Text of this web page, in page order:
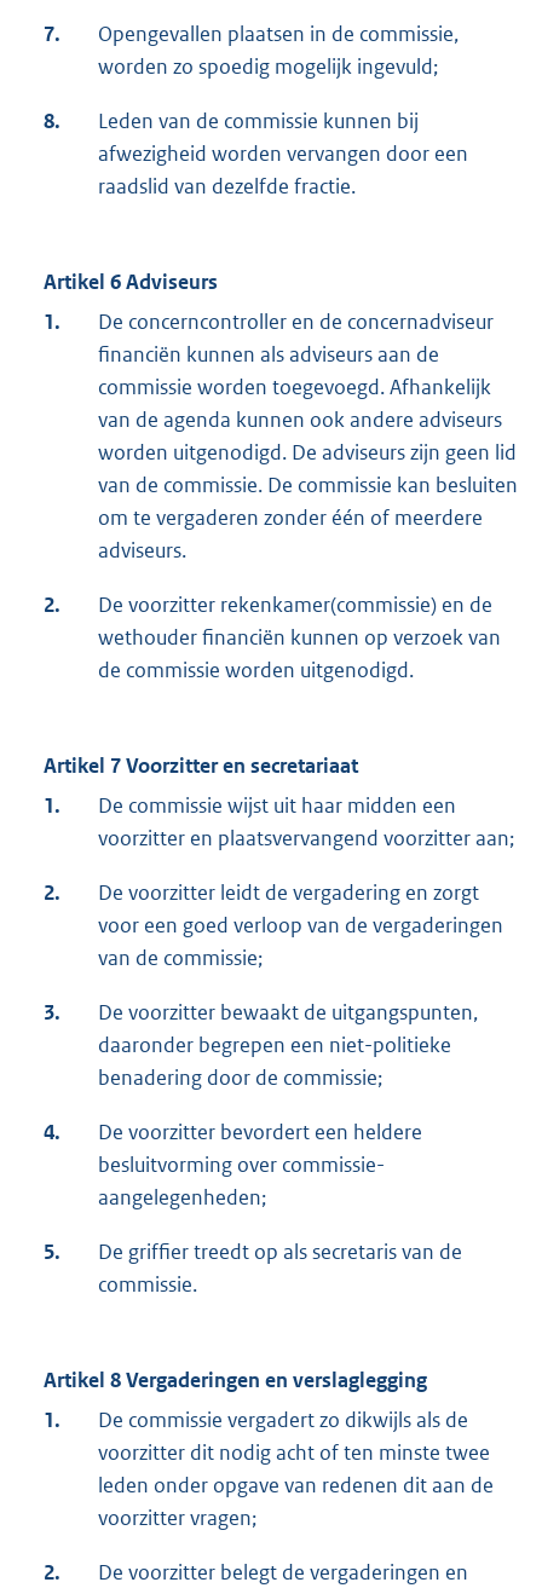
7.
Opengevallen plaatsen in de commissie,
worden zo spoedig mogelijk ingevuld;
8.
Leden van de commissie kunnen bij
afwezigheid worden vervangen door een
raadslid van dezelfde fractie.
Artikel 6 Adviseurs
1.
De concerncontroller en de concernadviseur
financiën kunnen als adviseurs aan de
commissie worden toegevoegd. Afhankelijk
van de agenda kunnen ook andere adviseurs
worden uitgenodigd. De adviseurs zijn geen lid
van de commissie. De commissie kan besluiten
om te vergaderen zonder één of meerdere
adviseurs.
2.
De voorzitter rekenkamer(commissie) en de
wethouder financiën kunnen op verzoek van
de commissie worden uitgenodigd.
Artikel 7 Voorzitter en secretariaat
1.
De commissie wijst uit haar midden een
voorzitter en plaatsvervangend voorzitter aan;
2.
De voorzitter leidt de vergadering en zorgt
voor een goed verloop van de vergaderingen
van de commissie;
3.
De voorzitter bewaakt de uitgangspunten,
daaronder begrepen een niet-politieke
benadering door de commissie;
4.
De voorzitter bevordert een heldere
besluitvorming over commissie-
aangelegenheden;
5.
De griffier treedt op als secretaris van de
commissie.
Artikel 8 Vergaderingen en verslaglegging
1.
De commissie vergadert zo dikwijls als de
voorzitter dit nodig acht of ten minste twee
leden onder opgave van redenen dit aan de
voorzitter vragen;
2.
De voorzitter belegt de vergaderingen en